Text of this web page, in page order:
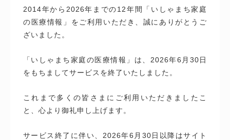
2014年から2026年までの12年間「いしゃまち家庭
の医療情報」をご利用いただき、誠にありがとうご
ざいました。
「いしゃまち家庭の医療情報」は、2026年6月30日
をもちましてサービスを終了いたしました。
これまで多くの皆さまにご利用いただきましたこ
と、心より御礼申し上げます。
サービス終了に伴い、2026年6月30日以降はサイト